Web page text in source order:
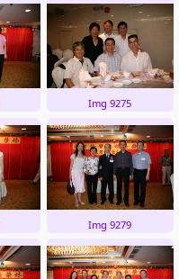
Img 9275
Img 9279